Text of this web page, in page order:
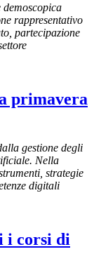
rappresentativo
partecipazione
primavera
gestione degli
Nella
strategie
digitali
i corsi di